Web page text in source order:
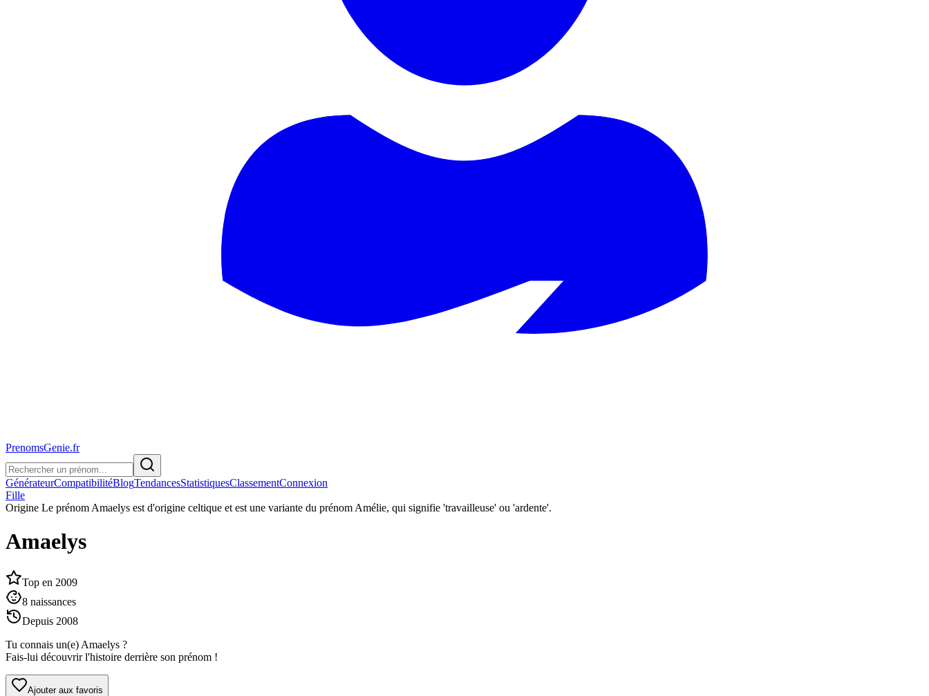
PrenomsGenie.fr
GénérateurCompatibilitéBlogTendancesStatistiquesClassementConnexion
Fille
Origine Le prénom Amaelys est d'origine celtique et est une variante du prénom Amélie, qui signifie 'travailleuse' ou 'ardente'.
Amaelys
Top en 2009
8 naissances
Depuis 2008
Tu connais un(e) Amaelys ?
Fais-lui découvrir l'histoire derrière son prénom !
Ajouter aux favoris